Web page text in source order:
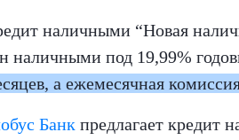
наличными “Новая
наличными под 19,99%
а ежемесячная
Банк предлагает кредит